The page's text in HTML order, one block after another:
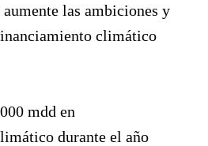
las ambiciones y
climático
mdd en
durante el año